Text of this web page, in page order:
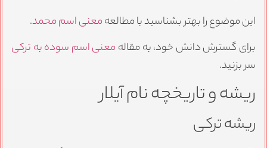
این موضوع را بهتر بشناسید با مطالعهمعنی اسم محمد.
برای گسترش دانش خود، به مقالهمعنی اسم سوده به ترکی
سر بزنید.
ریشه و تاریخچه نام آیلار
ریشه ترکی